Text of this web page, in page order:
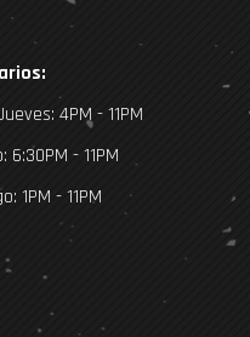
4PM - 11PM
6:30PM - 11PM
1PM - 11PM